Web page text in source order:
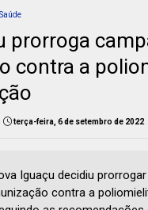
Saúde
prorroga
contra a
terça-feira, 6 de setembro de 2022
Iguaçu decidiu
contra a